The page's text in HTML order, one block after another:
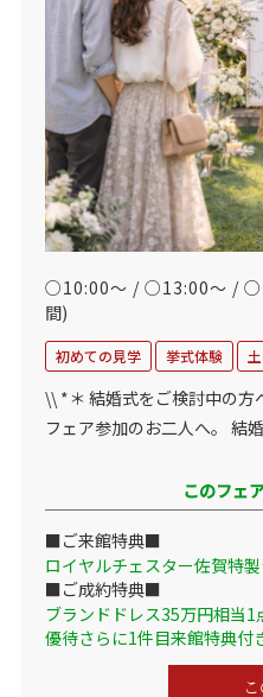
○10:00～ / ○13:00～ /
間)
初めての見学 挙式体験
\\ *＊ 結婚式をご検討中の
フェア参加のお二人へ。 結
このフェ
■ご来館特典■
ロイヤルチェスター佐賀特
■ご成約特典■
ブランドドレス35万円相当
優待さらに1件目来館特典付